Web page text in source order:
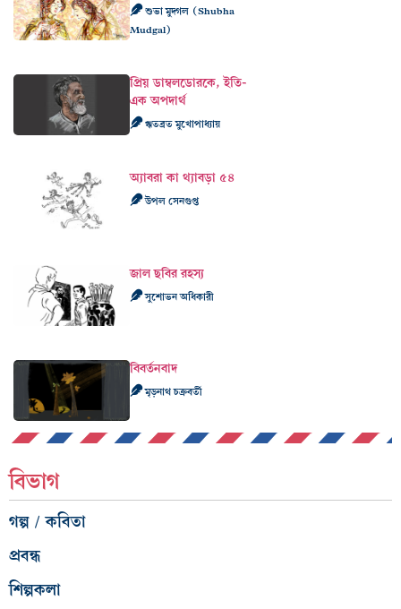
শুভা মুদ্গল (Shubha
Mudgal)
প্রিয় ডাম্বলডোরকে, ইতি-
এক অপদার্থ
ঋতব্রত মুখোপাধ্যায়
অ্যাবরা কা থ্যাবড়া ৫৪
উপল সেনগুপ্ত
জাল ছবির রহস্য
সুশোভন অধিকারী
বিবর্তনবাদ
মৃড়নাথ চক্রবর্তী
বিভাগ
গল্প / কবিতা
প্রবন্ধ
শিল্পকলা